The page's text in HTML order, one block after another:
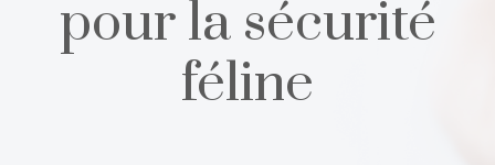
pour la sécurité
féline